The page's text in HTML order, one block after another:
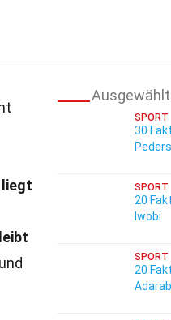
liegt
SPORT
30
SPORT
20
Iwobi
SPORT
20